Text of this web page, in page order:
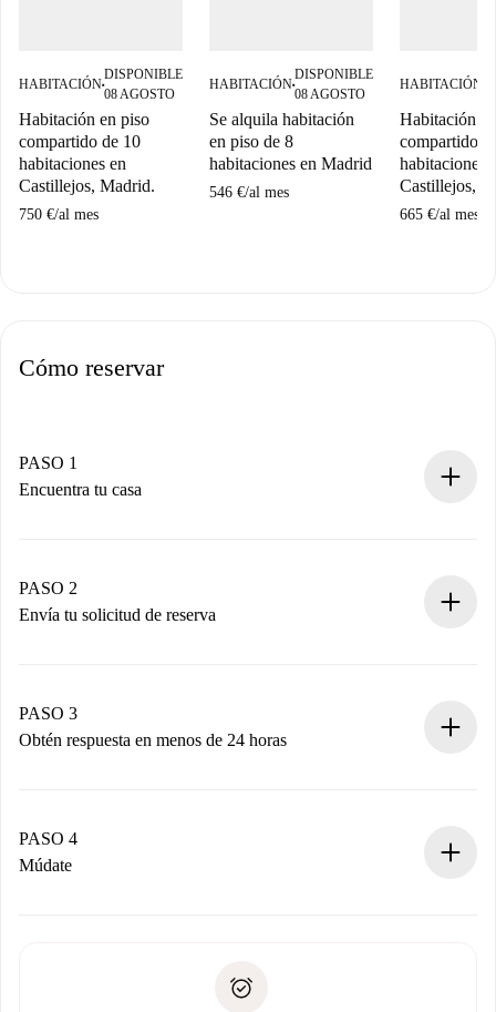
HABITACIÓN■
DISPONIBLE
08 AGOSTO
Habitación en piso
compartido de 10
habitaciones en
Castillejos, Madrid.
750 €/al mes
HABITACIÓN■
DISPONIBLE
08 AGOSTO
Se alquila habitación
en piso de 8
habitaciones en Madrid
546 €/al mes
HABITACIÓN
Habitación
compartido
habitaciones
Castillejos,
665 €/al mes
Cómo reservar
PASO 1
Encuentra tu casa
Tienes toda la información necesaria por adelantado.
PASO 2
Envía tu solicitud de reserva
propietario acepte.
PASO 3
Obtén respuesta en menos de 24 horas
contacto con el propietario.
Si es rechazada: No te haremos ningún cargo y te
Prueba de solvencia
PASO 4
Múdate
no nos comunicas ningún problema.